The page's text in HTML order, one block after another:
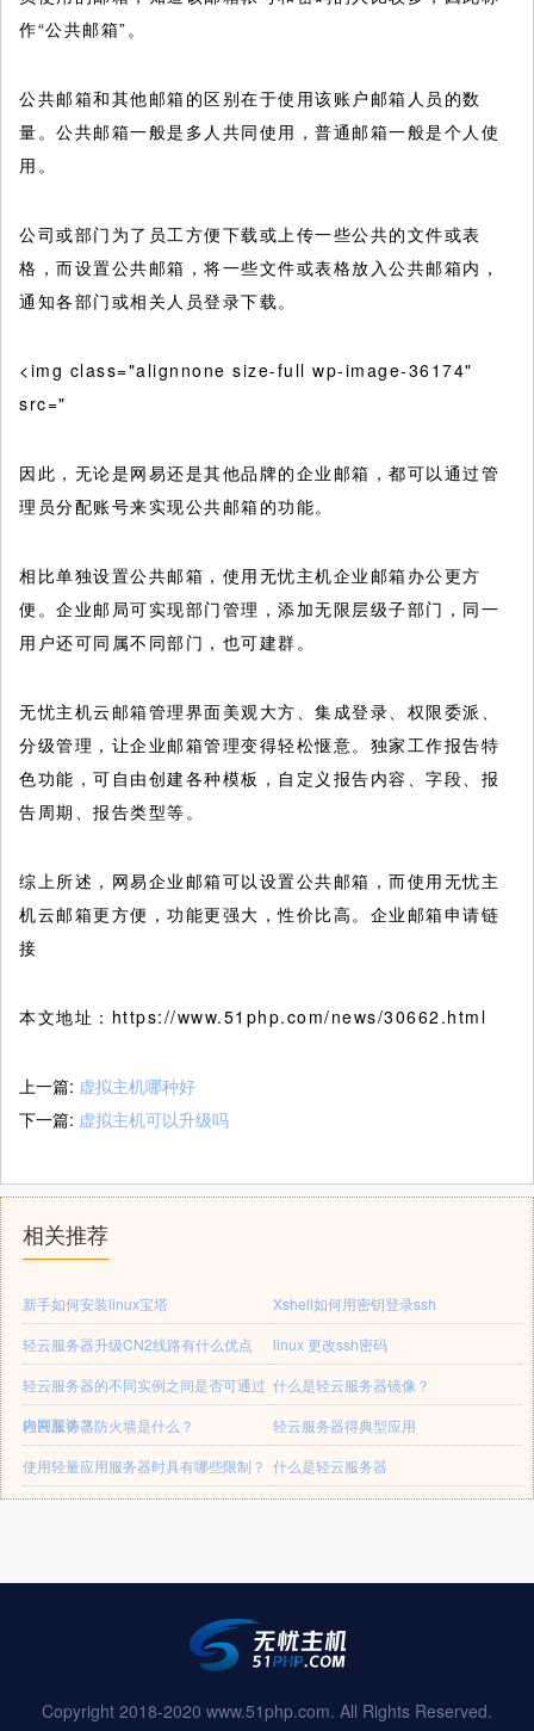
作“公共邮箱”。
公共邮箱和其他邮箱的区别在于使用该账户邮箱人员的数
量。公共邮箱一般是多人共同使用，普通邮箱一般是个人使
用。
公司或部门为了员工方便下载或上传一些公共的文件或表
格，而设置公共邮箱，将一些文件或表格放入公共邮箱内，
通知各部门或相关人员登录下载。
<img class="alignnone size-full wp-image-36174"
src="
因此，无论是网易还是其他品牌的企业邮箱，都可以通过管
理员分配账号来实现公共邮箱的功能。
相比单独设置公共邮箱，使用无忧主机企业邮箱办公更方
便。企业邮局可实现部门管理，添加无限层级子部门，同一
用户还可同属不同部门，也可建群。
无忧主机云邮箱管理界面美观大方、集成登录、权限委派、
分级管理，让企业邮箱管理变得轻松惬意。独家工作报告特
色功能，可自由创建各种模板，自定义报告内容、字段、报
告周期、报告类型等。
综上所述，网易企业邮箱可以设置公共邮箱，而使用无忧主
机云邮箱更方便，功能更强大，性价比高。企业邮箱申请链
接
本文地址：https://www.51php.com/news/30662.html
上一篇: 虚拟主机哪种好
下一篇: 虚拟主机可以升级吗
相关推荐
新手如何安装linux宝塔
Xshell如何用密钥登录ssh
轻云服务器升级CN2线路有什么优点
linux 更改ssh密码
轻云服务器的不同实例之间是否可通过
内网互访？
什么是轻云服务器镜像？
轻云服务器防火墙是什么？
轻云服务器得典型应用
使用轻量应用服务器时具有哪些限制？ 什么是轻云服务器
Copyright 2018-2020 www.51php.com. All Rights Reserved.